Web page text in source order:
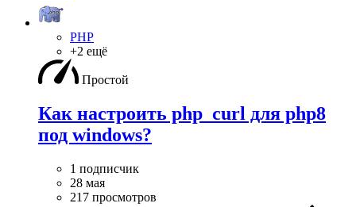
PHP
+2 ещё
Простой
Как настроить php_curl для php8
под windows?
1 подписчик
28 мая
217 просмотров